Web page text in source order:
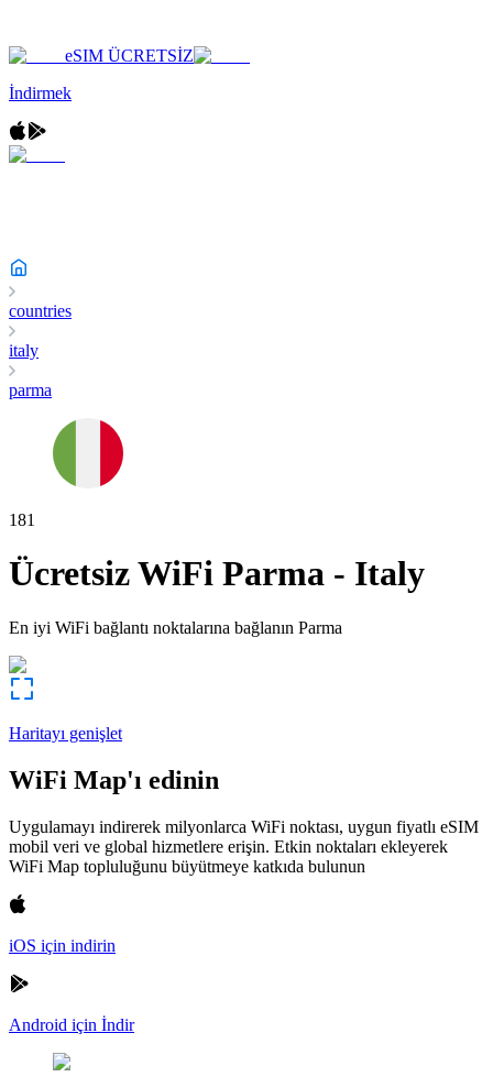
eSIM ÜCRETSİZ
İndirmek
countries
italy
parma
181
Ücretsiz WiFi Parma - Italy
En iyi WiFi bağlantı noktalarına bağlanın Parma
Haritayı genişlet
WiFi Map'ı edinin
Uygulamayı indirerek milyonlarca WiFi noktası, uygun fiyatlı eSIM
mobil veri ve global hizmetlere erişin. Etkin noktaları ekleyerek
WiFi Map topluluğunu büyütmeye katkıda bulunun
iOS için indirin
Android için İndir